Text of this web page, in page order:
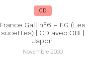
CD
France Gall n°6 – FG (Les
sucettes) | CD avec OBI |
Japon
Novembre 2000